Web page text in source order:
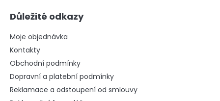
Důležité odkazy
Moje objednávka
Kontakty
Obchodní podmínky
Dopravní a platební podmínky
Reklamace a odstoupení od smlouvy